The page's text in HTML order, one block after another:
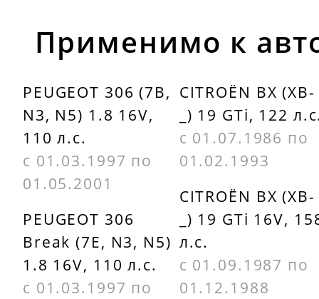
50004491
537686
AE V94205
AE V94229
Применимо к
PEUGEOT 306 (7B,
N3, N5) 1.8 16V,
110 л.с.
с 01.03.1997 по
01.05.2001
PEUGEOT 306
Break (7E, N3, N5)
1.8 16V, 110 л.с.
с 01.03.1997 по
CITROËN BX (XB-
_) 19 GTi, 122
с 01.07.1986 по
01.02.1993
CITROËN BX (XB-
_) 19 GTi 16V,
л.с.
с 01.09.1987 по
01.12.1988